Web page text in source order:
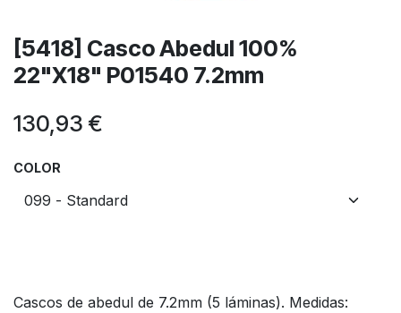
[5418] Casco Abedul 100%
22"X18" P01540 7.2mm
130,93 €
COLOR
Cascos de abedul de 7.2mm (5 láminas). Medidas: